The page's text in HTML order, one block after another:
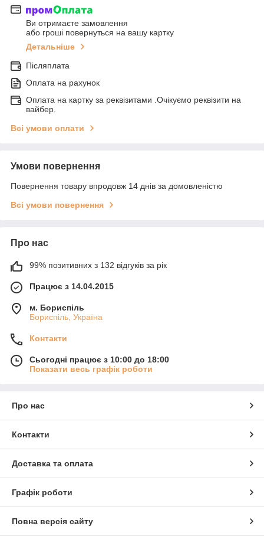
Ви отримаєте замовлення
або гроші повернуться на вашу картку
Детальніше
Післяплата
Оплата на рахунок
Оплата на картку за реквізитами .Очікуємо реквізити на
вайбер.
Всі умови оплати
Умови повернення
Повернення товару впродовж 14 днів за домовленістю
Всі умови повернення
Про нас
99% позитивних з 132 відгуків за рік
Працює з 14.04.2015
м. Бориспіль
Бориспіль, Україна
Контакти
Сьогодні працює з 10:00 до 18:00
Показати весь графік роботи
Про нас
Контакти
Доставка та оплата
Графік роботи
Повна версія сайту